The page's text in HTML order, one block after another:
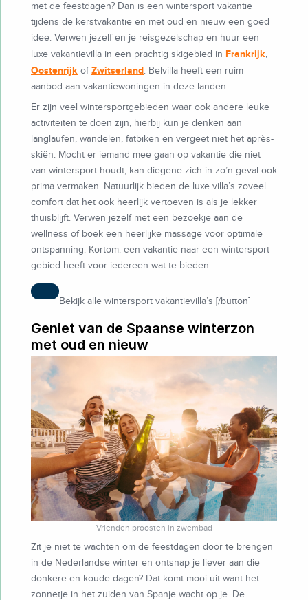
met de feestdagen? Dan is een wintersport vakantie
tijdens de kerstvakantie en met oud en nieuw een goed
idee. Verwen jezelf en je reisgezelschap en huur een
luxe vakantievilla in een prachtig skigebied in Frankrijk,
Oostenrijk ofZwitserland. Belvilla heeft een ruim
aanbod aan vakantiewoningen in deze landen.
Er zijn veel wintersportgebieden waar ook andere leuke
activiteiten te doen zijn, hierbij kun je denken aan
langlaufen, wandelen, fatbiken en vergeet niet het après-
skiën. Mocht er iemand mee gaan op vakantie die niet
van wintersport houdt, kan diegene zich in zo’n geval ook
prima vermaken. Natuurlijk bieden de luxe villa’s zoveel
comfort dat het ook heerlijk vertoeven is als je lekker
thuisblijft. Verwen jezelf met een bezoekje aan de
wellness of boek een heerlijke massage voor optimale
ontspanning. Kortom: een vakantie naar een wintersport
gebied heeft voor iedereen wat te bieden.
Bekijk alle wintersport vakantievilla’s [/button]
Geniet van de Spaanse winterzon
met oud en nieuw
Vrienden proosten in zwembad
Zit je niet te wachten om de feestdagen door te brengen
in de Nederlandse winter en ontsnap je liever aan die
donkere en koude dagen? Dat komt mooi uit want het
zonnetje in het zuiden van Spanje wacht op je. De